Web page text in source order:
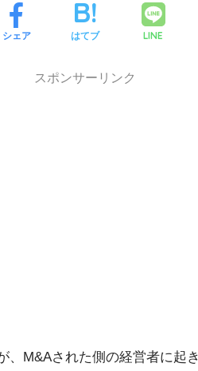
シェア はてブ LINE
スポンサーリンク
、M&Aされた側の経営者に起